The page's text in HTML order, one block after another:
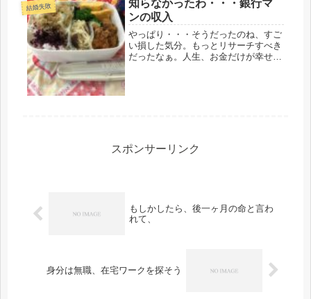
結婚失敗
知らなかったわ・・・銀行マ
ンの収入
やっぱり・・・そうだったのね、すご
い損した気分。もっとリサーチすべき
だったなぁ。人生、お金だけが幸せに
スポンサーリンク
もしかしたら、後一ヶ月の命と言わ
れて、
身分は無職、在宅ワークを探そう